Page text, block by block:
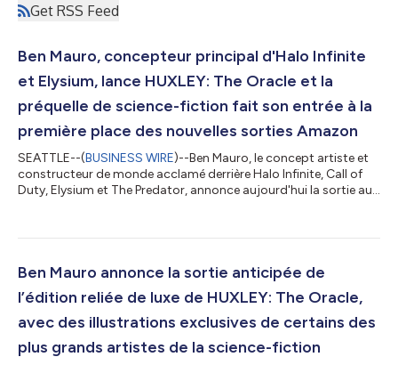
Get RSS Feed
Ben Mauro, concepteur principal d'Halo Infinite
et Elysium, lance HUXLEY: The Oracle et la
préquelle de science-fiction fait son entrée à la
première place des nouvelles sorties Amazon
SEATTLE--(BUSINESS WIRE)--Ben Mauro, le concept artiste et
constructeur de monde acclamé derrière Halo Infinite, Call of
Duty, Elysium et The Predator, annonce aujourd'hui la sortie aux
déjà à la première place des nouvelles sorties d'Amazon dans la
HUXLEY: The Oracle s'écarte du format du roman graphique
Ben Mauro annonce la sortie anticipée de
l’édition reliée de luxe de HUXLEY: The Oracle,
avec des illustrations exclusives de certains des
plus grands artistes de la science-fiction